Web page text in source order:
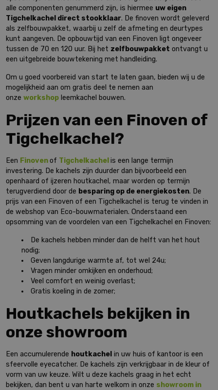
alle componenten genummerd zijn, is hiermee uw eigen
Tigchelkachel direct stookklaar. De finoven wordt geleverd
als zelfbouwpakket, waarbij u zelf de afmeting en deurtypes
kunt aangeven. De opbouwtijd van een Finoven ligt ongeveer
tussen de 70 en 120 uur. Bij het zelfbouwpakket ontvangt u
een uitgebreide bouwtekening met handleiding.
Om u goed voorbereid van start te laten gaan, bieden wij u de
mogelijkheid aan om gratis deel te nemen aan
onze workshop leemkachel bouwen.
Prijzen van een Finoven of
Tigchelkachel?
Een Finovenof Tigchelkachel is een lange termijn
investering. De kachels zijn duurder dan bijvoorbeeld een
openhaard of ijzeren houtkachel, maar worden op termijn
terugverdiend door de besparing op de energiekosten. De
prijs van een Finoven of een Tigchelkachel is terug te vinden in
de webshop van Eco-bouwmaterialen. Onderstaand een
opsomming van de voordelen van een Tigchelkachel en Finoven:
De kachels hebben minder dan de helft van het hout
nodig;
Geven langdurige warmte af, tot wel 24u;
Vragen minder omkijken en onderhoud;
Veel comfort en weinig overlast;
Gratis koeling in de zomer;
Houtkachels bekijken in
onze showroom
Een accumulerende houtkachel in uw huis of kantoor is een
sfeervolle eyecatcher. De kachels zijn verkrijgbaar in de kleur of
vorm van uw keuze. Wilt u deze kachels graag in het echt
bekijken, dan bent u van harte welkom in onze showroom in